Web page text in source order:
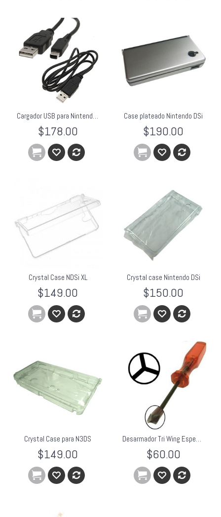
Cargador USB para Nintendo DSi
$178.00
Case plateado Nintendo DSi
$190.00
Crystal Case NDSi XL
$149.00
Crystal case Nintendo DSi
$150.00
Crystal Case para N3DS
$149.00
Desarmador Tri Wing Especial Wii/DS
$60.00